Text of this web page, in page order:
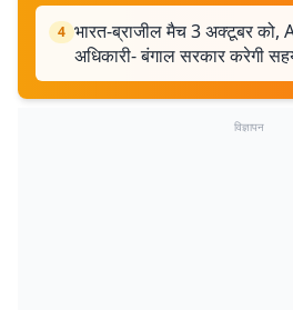
4 भारत-ब्राजील मैच 3 अक्टूबर को,
अधिकारी- बंगाल सरकार करेगी
विज्ञापन